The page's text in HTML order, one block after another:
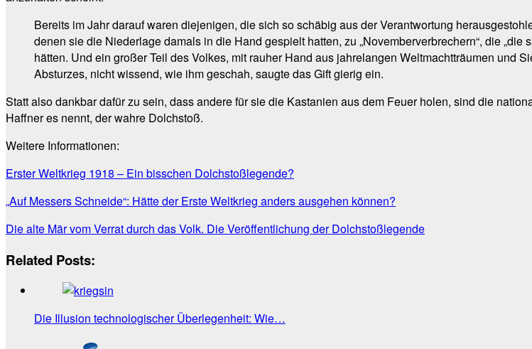
Bereits im Jahr darauf waren diejenigen, die sich so schäbig aus der Verantwortung
denen sie die Niederlage damals in die Hand gespielt hatten, zu „Novemberverbrechern“, die
hätten. Und ein großer Teil des Volkes, mit rauher Hand aus jahrelangen Weltmachtträumen und
Absturzes, nicht wissend, wie ihm geschah, saugte das Gift gierig ein.
Statt also dankbar dafür zu sein, dass andere für sie die Kastanien aus dem Feuer holen, sind die
Haffner es nennt, der wahre Dolchstoß.
Weitere Informationen:
Erster Weltkrieg 1918 – Ein bisschen Dolchstoßlegende?
„Auf Messers Schneide“: Hätte der Erste Weltkrieg anders ausgehen können?
Die alte Mär vom Verrat durch das Volk. Die Veröffentlichung der Dolchstoßlegende
Related Posts:
Die Illusion technologischer Überlegenheit: Wie…